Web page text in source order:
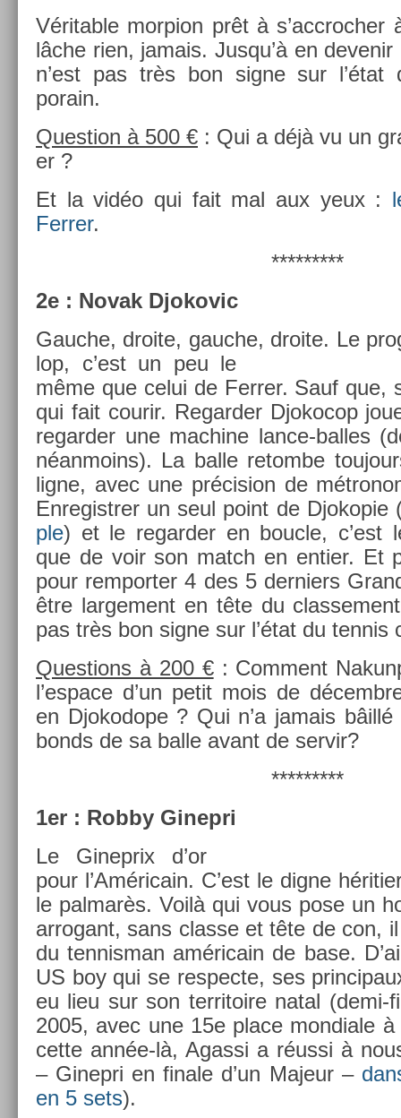
Vérit­able morp­ion prêt à
lâche rien, jamais. Jusqu’à en
n’est pas très bon signe sur
porain.
Ques­tion à 500 € : Qui a déjà vu un
er ?
Et la vidéo qui fait mal aux yeux :
Ferr­er.
*********
2e : Novak Djokovic
Gauc­he, droite, gauc­he, droite. Le
lop, c’est un peu le
même que celui de Ferr­er. Sauf que,
qui fait co­urir. Re­gard­er Djokocop
re­gard­er une mac­hine lance-balles
néan­moins). La balle re­tom­be
ligne, avec une précis­ion de
En­registr­er un seul point de Djokopie
ple) et le re­gard­er en bouc­le, c’est
que de voir son match en en­ti­er. Et
pour re­mport­er 4 des 5 de­rni­ers
être lar­ge­ment en tête du
pas très bon signe sur l’état du ten­nis
Ques­tions à 200 €: Com­ment
l’es­pace d’un petit mois de
en Djokodope ? Qui n’a jamais
bonds de sa balle avant de ser­vir?
*********
1er : Robby Ginep­ri
Le Ginep­rix d’or
pour l’Américain. C’est le digne
le pal­marès. Voilà qui vous pose un
ar­rogant, sans clas­se et tête de con,
du ten­nisman américain de base.
US boy qui se re­spec­te, ses
eu lieu sur son ter­ritoire natal (demi-
2005, avec une 15e place mon­diale
cette année-là, Agas­si a réussi à
– Ginep­ri en fin­ale d’un Majeur –
en 5 sets).